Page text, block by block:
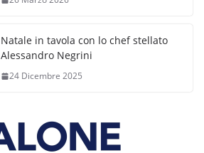
Natale in tavola con lo chef stellato
Alessandro Negrini
24 Dicembre 2025